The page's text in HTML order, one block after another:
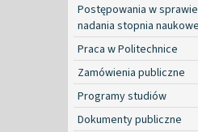
Postępowania w sprawie
nadania stopnia
Praca w Politechnice
Zamówienia publiczne
Programy studiów
Dokumenty publiczne